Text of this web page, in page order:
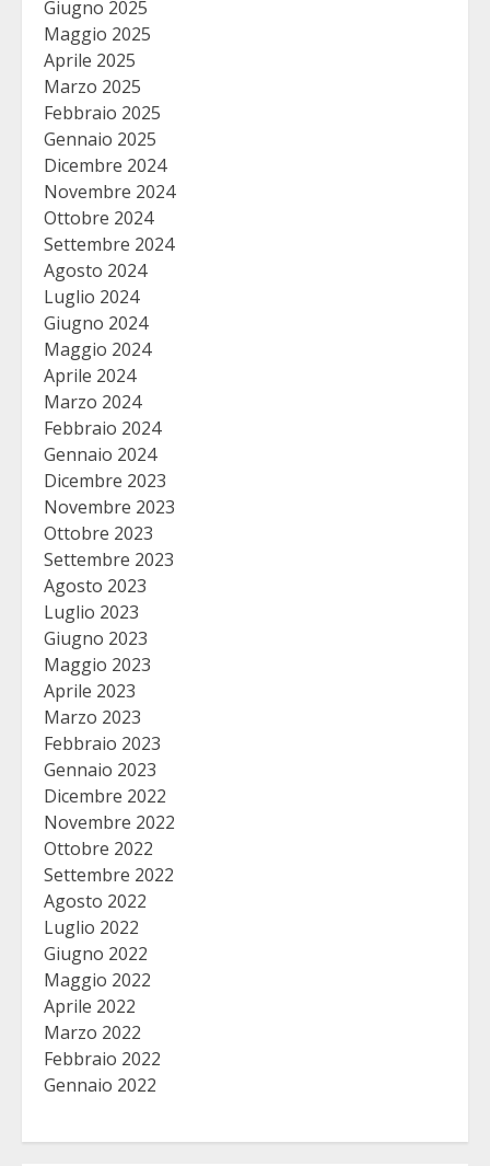
Giugno 2025
Maggio 2025
Aprile 2025
Marzo 2025
Febbraio 2025
Gennaio 2025
Dicembre 2024
Novembre 2024
Ottobre 2024
Settembre 2024
Agosto 2024
Luglio 2024
Giugno 2024
Maggio 2024
Aprile 2024
Marzo 2024
Febbraio 2024
Gennaio 2024
Dicembre 2023
Novembre 2023
Ottobre 2023
Settembre 2023
Agosto 2023
Luglio 2023
Giugno 2023
Maggio 2023
Aprile 2023
Marzo 2023
Febbraio 2023
Gennaio 2023
Dicembre 2022
Novembre 2022
Ottobre 2022
Settembre 2022
Agosto 2022
Luglio 2022
Giugno 2022
Maggio 2022
Aprile 2022
Marzo 2022
Febbraio 2022
Gennaio 2022